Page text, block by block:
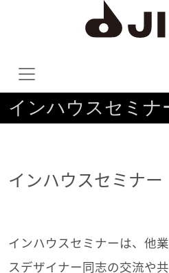
インハウスセミナ
インハウスセミナー
インハウスセミナーは、他
スデザイナー同志の交流や